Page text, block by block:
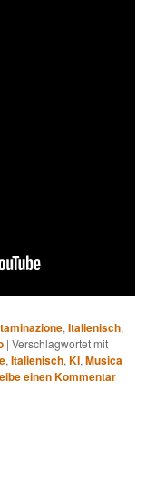
,Italienisch,
|Verschlagwortet mit
,Italienisch,KI,Musica
einen Kommentar